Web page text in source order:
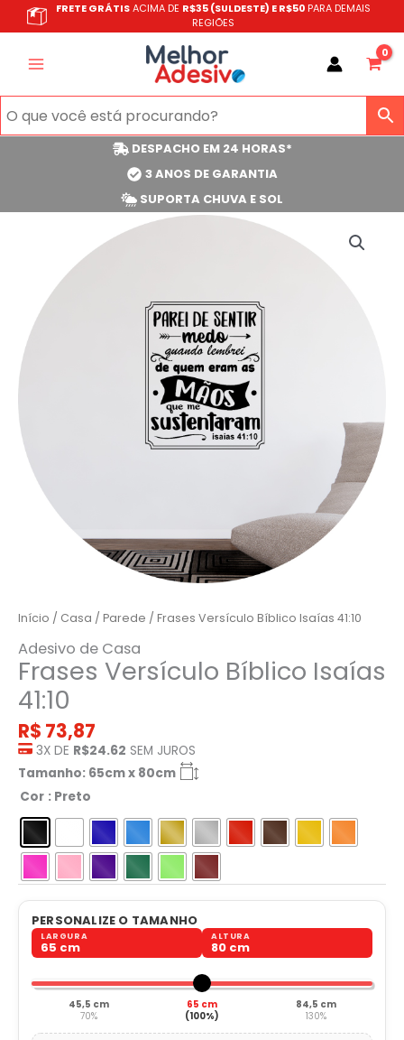
para
FRETE GRÁTISACIMA DE R$35 (SULDESTE) E R$50 PARA DEMAIS
REGIÕES
DESPACHO EM 24 HORAS*
3 ANOS DE GARANTIA
SUPORTA CHUVA E SOL
Início / Casa / Parede / Frases Versículo Bíblico Isaías 41:10
Adesivo de Casa
Frases Versículo Bíblico Isaías
41:10
R$ 73,87
3X DE R$24.62 SEM JUROS
Tamanho: 65cm x 80cm
Cor : Preto
PERSONALIZE O TAMANHO
LARGURA
65 cm
ALTURA
80 cm
45,5 cm
70%
65 cm
(100%)
84,5 cm
130%